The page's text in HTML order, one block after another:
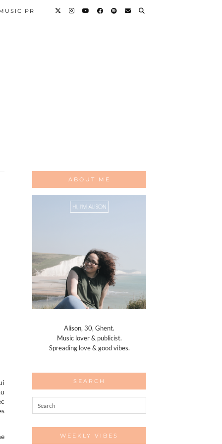
PR
ABOUT ME
Alison, 30, Ghent.
Music lover & publicist.
Spreading love & good vibes.
SEARCH
WEEKLY VIBES